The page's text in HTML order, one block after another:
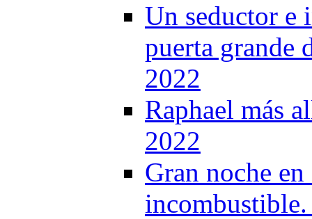
Un seductor e
puerta grande
2022
Raphael más
2022
Gran noche